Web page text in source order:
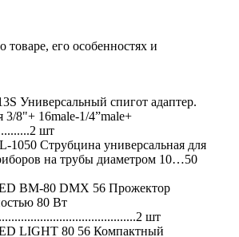
его особенностях и
Универсальный спигот адаптер.
8"+ 16male-1/4”male+
шт
Струбцина универсальная для
на трубы диаметром 10…50
BM-80 DMX 56 Прожектор
80 Вт
шт
LIGHT 80 56 Компактный